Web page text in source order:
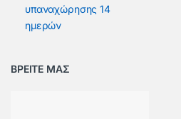
υπαναχώρησης 14
ημερών
ΒΡΕΙΤΕ ΜΑΣ